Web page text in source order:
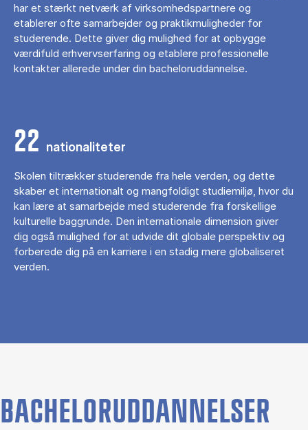
har et stærkt netværk af virksomhedspartnere og
etablerer ofte samarbejder og praktikmuligheder for
studerende. Dette giver dig mulighed for at opbygge
værdifuld erhvervserfaring og etablere professionelle
kontakter allerede under din bacheloruddannelse.
22 nationaliteter
Skolen tiltrækker studerende fra hele verden, og dette
skaber et internationalt og mangfoldigt studiemiljø, hvor du
kan lære at samarbejde med studerende fra forskellige
kulturelle baggrunde. Den internationale dimension giver
dig også mulighed for at udvide dit globale perspektiv og
forberede dig på en karriere i en stadig mere globaliseret
verden.
BACHELORUDDANNELSER